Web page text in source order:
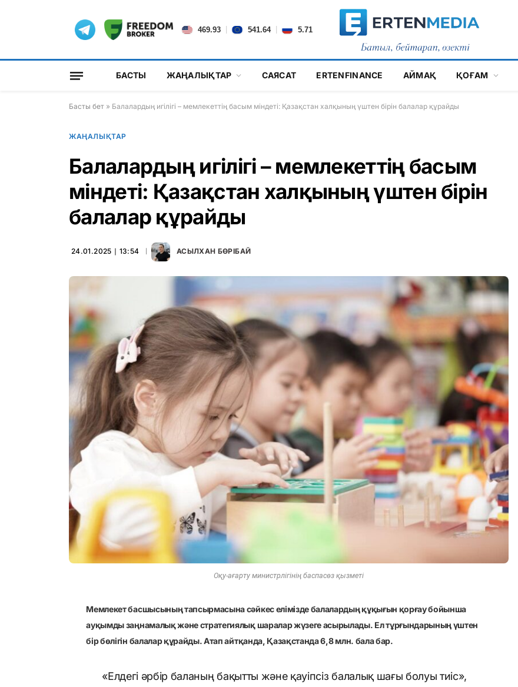
469.93 541.64 5.71
БАСТЫ ЖАҢАЛЫҚТАР САЯСАТ ERTENFINANCE АЙМАҚ ҚОҒАМ
Басты бет » Балалардың игілігі – мемлекеттің басым міндеті: Қазақстан халқының үштен бірін балалар құрайды
ЖАҢАЛЫҚТАР
Балалардың игілігі – мемлекеттің басым
міндеті: Қазақстан халқының үштен бірін
балалар құрайды
24.01.2025 ∣ 13:54 АСЫЛХАН БӨРІБАЙ
Оқу-ағарту министрлігінің баспасөз қызметі
Мемлекет басшысының тапсырмасына сәйкес елімізде балалардың құқығын қорғау бойынша
ауқымды заңнамалық және стратегиялық шаралар жүзеге асырылады. Ел тұрғындарының үштен
бір бөлігін балалар құрайды. Атап айтқанда, Қазақстанда 6,8 млн. бала бар.
«Елдегі әрбір баланың бақытты және қауіпсіз балалық шағы болуы тиіс»,